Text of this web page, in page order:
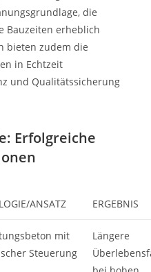
die
Bauzeiten erheblich
bieten zudem die
in Echtzeit
und Qualitätssicherung
Erfolgreiche
ANSATZ ERGEBNIS
mit
Steuerung
Längere